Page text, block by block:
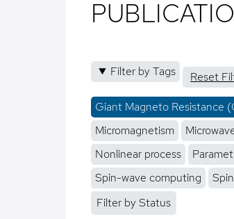
Filter by Tags Reset
Giant Magneto Resistance
Micromagnetism
Nonlinear process
Spin-wave computing
Filter by Status